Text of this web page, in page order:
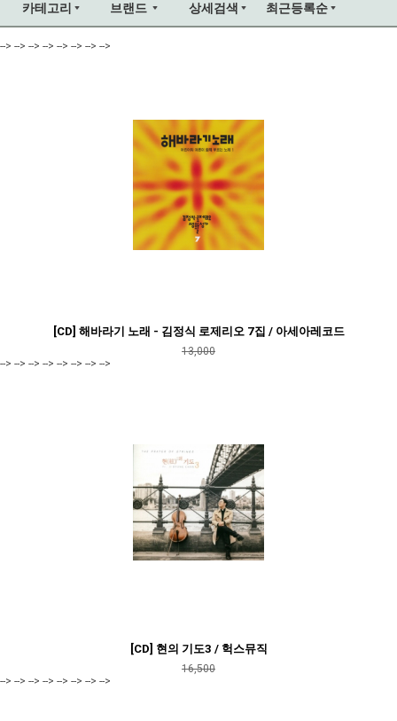
카테고리 브랜드 상세검색 최근등록순
--> --> --> --> --> --> --> -->
[CD] 해바라기 노래 - 김정식 로제리오 7집 / 아세아레코드
13,000
--> --> --> --> --> --> --> -->
[CD] 현의 기도3 / 헉스뮤직
16,500
--> --> --> --> --> --> --> -->